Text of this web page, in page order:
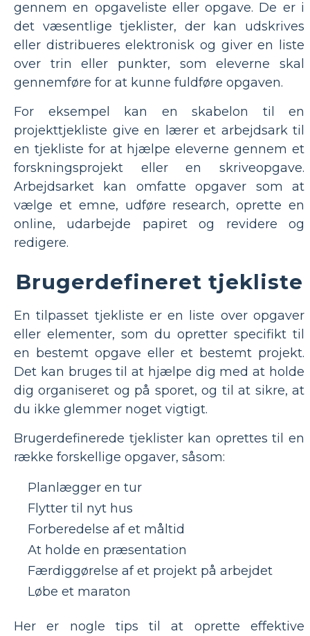
gennem en opgaveliste eller opgave. De er i
det væsentlige tjeklister, der kan udskrives
eller distribueres elektronisk og giver en liste
over trin eller punkter, som eleverne skal
gennemføre for at kunne fuldføre opgaven.
For eksempel kan en skabelon til en
projekttjekliste give en lærer et arbejdsark til
en tjekliste for at hjælpe eleverne gennem et
forskningsprojekt eller en skriveopgave.
Arbejdsarket kan omfatte opgaver som at
vælge et emne, udføre research, oprette en
online, udarbejde papiret og revidere og
redigere.
Brugerdefineret tjekliste
En tilpasset tjekliste er en liste over opgaver
eller elementer, som du opretter specifikt til
en bestemt opgave eller et bestemt projekt.
Det kan bruges til at hjælpe dig med at holde
dig organiseret og på sporet, og til at sikre, at
du ikke glemmer noget vigtigt.
Brugerdefinerede tjeklister kan oprettes til en
række forskellige opgaver, såsom:
Planlægger en tur
Flytter til nyt hus
Forberedelse af et måltid
At holde en præsentation
Færdiggørelse af et projekt på arbejdet
Løbe et maraton
Her er nogle tips til at oprette effektive